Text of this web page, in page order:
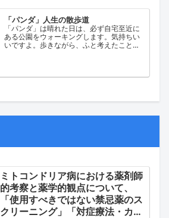
「パンダ」人生の散歩道
「パンダ」は晴れた日は、必ず自宅至近に
ある公園をウォーキングします。気持ちい
いですよ。歩きながら、ふと考えたこと。
ミトコンドリア病における薬剤師
的考察と薬学的観点について、
「使用すべきではない禁忌薬のス
クリーニング」「対症療法・カク